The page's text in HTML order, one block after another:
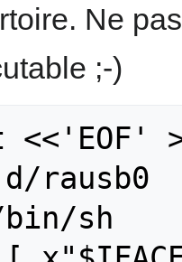
Ne
;-)
rausb0
sh